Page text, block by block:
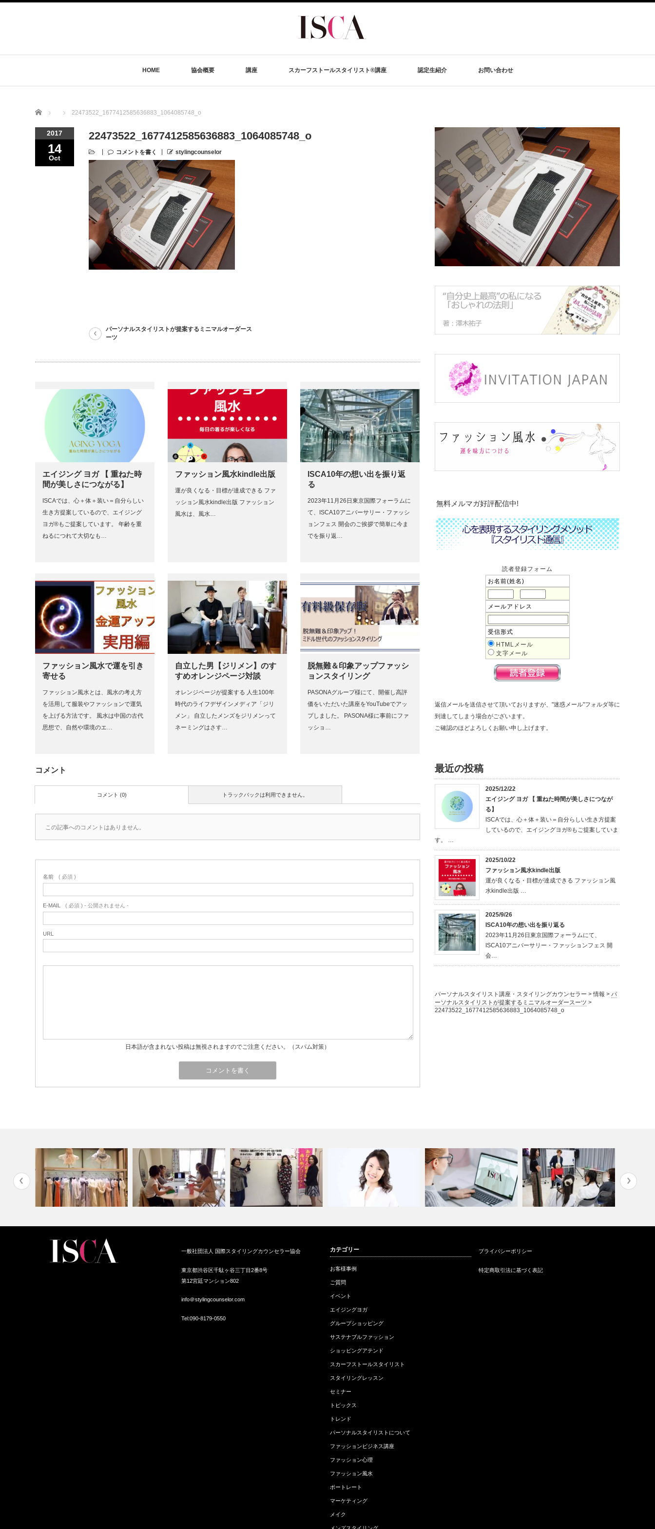
HOME 協会概要 講座 スカーフストールスタイリスト®講座 認定生紹介 お問い合わせ
Home 22473522_1677412585636883_1064085748_o
2017
14
Oct
22473522_1677412585636883_1064085748_o
コメントを書く stylingcounselor
パーソナルスタイリストが提案するミニマルオーダース
ーツ
エイジング ヨガ 【 重ねた時
間が美しさにつながる】
ISCAでは、心＋体＋装い＝自分らしい
生き方提案しているので、エイジング
ヨガ®もご提案しています。 年齢を重
ねるにつれて大切なも…
ファッション風水kindle出版
運が良くなる・目標が達成できる ファ
ッション風水kindle出版 ファッション
風水は、風水…
ISCA10年の想い出を振り返
る
2023年11月26日東京国際フォーラムに
て、ISCA10アニバーサリー・ファッシ
ョンフェス 開会のご挨拶で簡単に今ま
でを振り返…
ファッション風水で運を引き
寄せる
ファッション風水とは、風水の考え方
を活用して服装やファッションで運気
を上げる方法です。 風水は中国の古代
思想で、自然や環境のエ…
自立した男【ジリメン】のす
すめオレンジページ対談
オレンジページが提案する 人生100年
時代のライフデザインメディア「ジリ
メン」 自立したメンズをジリメンって
ネーミングはさす…
脱無難＆印象アップファッシ
ョンスタイリング
PASONAグループ様にて、開催し高評
価をいただいた講座をYouTubeでアッ
プしました。 PASONA様に事前にファ
ッショ…
コメント
トラックバックは利用できません。
コメント (0)
この記事へのコメントはありません。
名前 ( 必須 )
E-MAIL ( 必須 ) - 公開されません -
URL
日本語が含まれない投稿は無視されますのでご注意ください。（スパム対策）
無料メルマガ好評配信中!
読者登録フォーム
お名前(姓名)
メールアドレス
受信形式
HTMLメール
文字メール
返信メールを送信させて頂いておりますが、"迷惑メール"フォルダ等に
到達してしまう場合がございます。
ご確認のほどよろしくお願い申し上げます。
最近の投稿
2025/12/22
エイジング ヨガ 【 重ねた時間が美しさにつなが
る】
ISCAでは、心＋体＋装い＝自分らしい生き方提案
しているので、エイジングヨガ®もご提案していま
す。 …
2025/10/22
ファッション風水kindle出版
運が良くなる・目標が達成できる ファッション風
水kindle出版 …
2025/9/26
ISCA10年の想い出を振り返る
2023年11月26日東京国際フォーラムにて、
ISCA10アニバーサリー・ファッションフェス 開
会…
パーソナルスタイリスト講座・スタイリングカウンセラー >情報 > パ
ーソナルスタイリストが提案するミニマルオーダースーツ >
22473522_1677412585636883_1064085748_o
体型別似合うスカーフアレンジ
2018大阪…
を応援する
選ばれました…
スタイリ…
一般社団法人 国際スタイリングカウンセラー協会
東京都渋谷区千駄ヶ谷三丁目2番8号
第12宮廷マンション802
info＠stylingcounselor.com
Tel:090-8179-0550
カテゴリー
お客様事例
ご質問
イベント
エイジングヨガ
グループショッピング
サステナブルファッション
ショッピングアテンド
スカーフストールスタイリスト
スタイリングレッスン
セミナー
トピックス
トレンド
パーソナルスタイリストについて
ファッションビジネス講座
ファッション心理
ファッション風水
ポートレート
マーケティング
メイク
プライバシーポリシー
特定商取引法に基づく表記